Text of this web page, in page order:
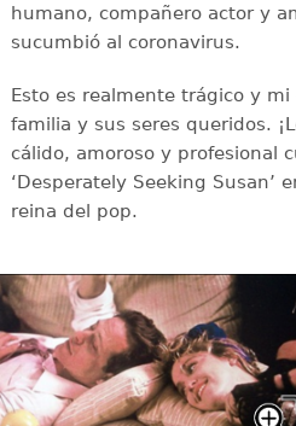
humano, compañero actor y
sucumbió al coronavirus.
Esto es realmente trágico y
familia y sus seres queridos.
cálido, amoroso y profesional
‘Desperately Seeking Susan’
reina del pop.